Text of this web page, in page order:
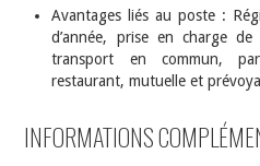
Avantages liés au poste :
d’année, prise en charge
transport en commun,
restaurant, mutuelle et
INFORMATIONS